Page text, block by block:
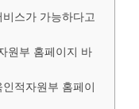
스가 가능하다고
원부 홈페이지 바
적자원부 홈페이